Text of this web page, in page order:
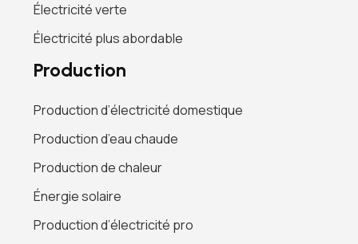
Électricité verte
Électricité plus abordable
Production
Production d’électricité domestique
Production d’eau chaude
Production de chaleur
Énergie solaire
Production d’électricité pro